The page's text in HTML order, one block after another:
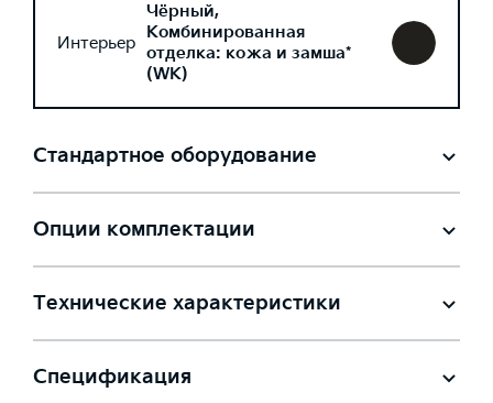
Интерьер
Чёрный,
Комбинированная
отделка: кожа и замша*
(WK)
Стандартное оборудование
Опции комплектации
Технические характеристики
Спецификация